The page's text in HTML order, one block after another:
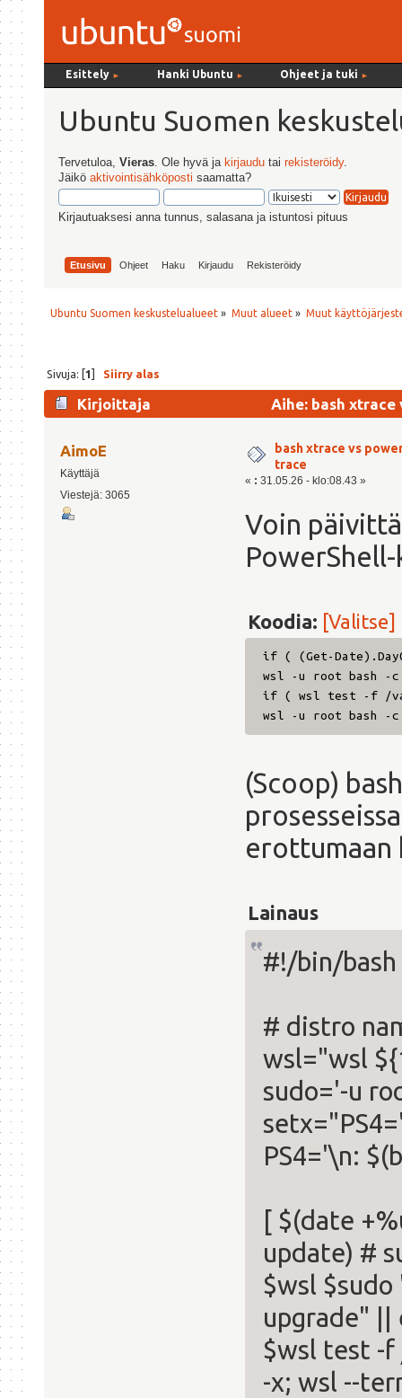
Esittely ► Hanki Ubuntu ► Ohjeet ja tuki ►
Ubuntu Suomen
Tervetuloa,Vieras . Ole hyvä ja kirjaudu tairekisteröidy.
Jäiköaktivointisähköposti saamatta?
Kirjautuaksesi anna tunnus, salasana ja istuntosi pituus
Etusivu Ohjeet Haku Kirjaudu Rekisteröidy
Ubuntu Suomen keskustelualueet » Muut alueet» Muut
Sivuja: [1] Siirry alas
Kirjoittaja Aihe: bash
AimoE
Käyttäjä
Viestejä: 3065
bash xtrace vs
trace
« : 31.05.26 - klo:08.43 »
Voin
Koodia: [Valitse]
if ( (Get-
wsl -u root bash -
if ( wsl test -f /
wsl -u root bash -c
(Scoop)
erottumaan
Lainaus
#!/bin/bash
# distro
wsl="wsl
sudo='-u
PS4='\n:
[ $(date
update) #
$wsl
upgrade" ||
$wsl test -
-x; wsl --